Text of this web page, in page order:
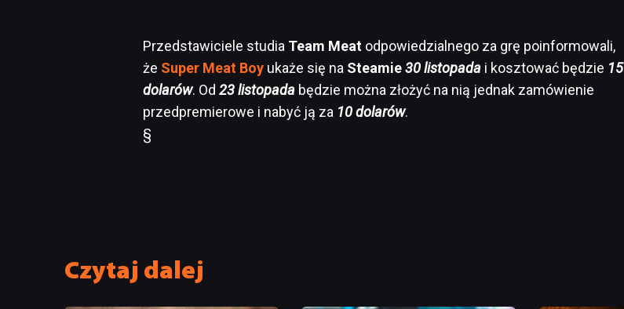
Przedstawiciele studia Team Meat odpowiedzialnego za grę poinformowali,
że Super Meat Boy ukaże się na Steamie30 listopada i kosztować będzie 15
dolarów. Od 23 listopada będzie można złożyć na nią jednak zamówienie
przedpremierowe i nabyć ją za 10 dolarów.
§
Czytaj dalej